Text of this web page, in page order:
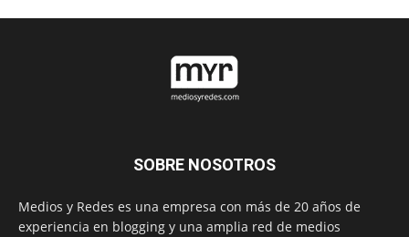
SOBRE NOSOTROS
Medios y Redes es una empresa con más de 20 años de
experiencia en blogging y una amplia red de medios